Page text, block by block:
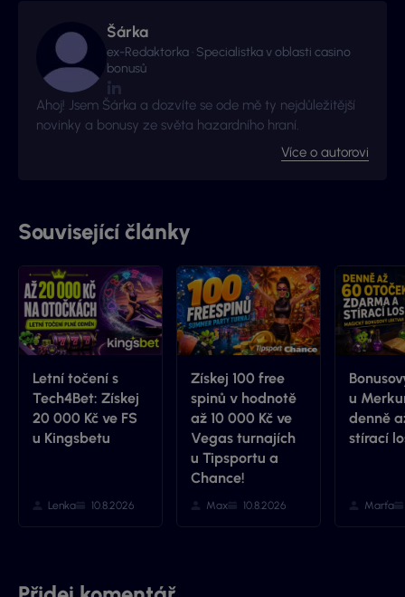
Šárka
ex-Redaktorka · Specialistka v oblasti casino
bonusů
Ahoj! Jsem Šárka a dozvíte se ode mě ty nejdůležitější
novinky a bonusy ze světa hazardního hraní.
Více o autorovi
Související články
Letní točení s
Tech4Bet: Získej
20 000 Kč ve FS
u Kingsbetu
Lenka 10.8.2026
Získej 100 free
spinů v hodnotě
až 10 000 Kč ve
Vegas turnajích
u Tipsportu a
Chance!
Max 10.8.2026
u
denně
stírací
Marťa